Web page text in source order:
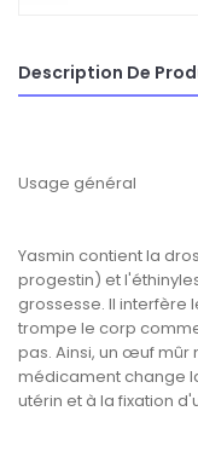
Description De
Usage général
Yasmin contient la
progestin) et
grossesse. Il interfère
trompe le corp
pas. Ainsi, un œuf mûr
médicament change
utérin et à la fixation